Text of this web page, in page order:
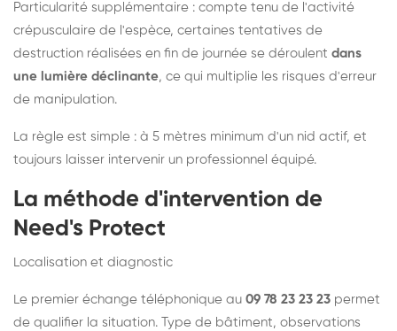
Particularité supplémentaire : compte tenu de l'activité
crépusculaire de l'espèce, certaines tentatives de
destruction réalisées en fin de journée se déroulent dans
une lumière déclinante, ce qui multiplie les risques d'erreur
de manipulation.
La règle est simple : à 5 mètres minimum d'un nid actif, et
toujours laisser intervenir un professionnel équipé.
La méthode d'intervention de
Need's Protect
Localisation et diagnostic
Le premier échange téléphonique au 09 78 23 23 23 permet
de qualifier la situation. Type de bâtiment, observations